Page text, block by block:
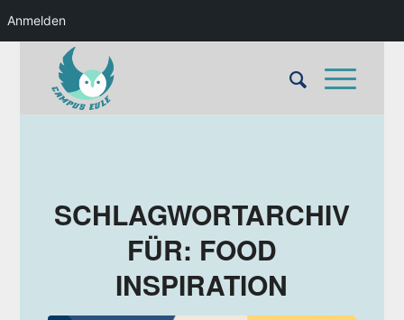
Anmelden
SCHLAGWORTARCHIV
FÜR: FOOD
INSPIRATION